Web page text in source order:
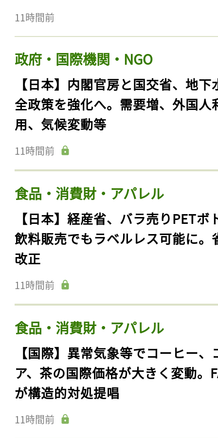
11時間前
政府・国際機関・NGO
【日本】内閣官房と国交省、地下
全政策を強化へ。需要増、外国人
用、気候変動等
11時間前
食品・消費財・アパレル
【日本】経産省、バラ売りPETボ
飲料販売でもラベルレス可能に。
改正
11時間前
食品・消費財・アパレル
【国際】異常気象等でコーヒー、
ア、茶の国際価格が大きく変動。
が構造的対処提唱
11時間前